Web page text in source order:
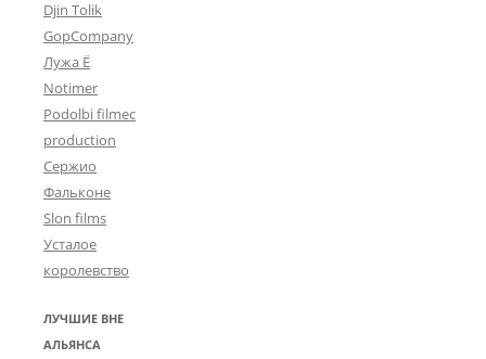
Djin Tolik
GopCompany
Лужа Ё
Notimer
Podolbi filmec
production
Сержио
Фальконе
Slon films
Усталое
королевство
ЛУЧШИЕ ВНЕ
АЛЬЯНСА